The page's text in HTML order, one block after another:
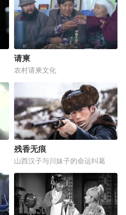
请柬
农村请柬文化
残香无痕
山西汉子与川妹子的命运纠葛